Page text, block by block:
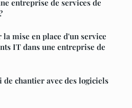
entreprise de services de
mise en place d'un service
IT dans une entreprise de
chantier avec des logiciels